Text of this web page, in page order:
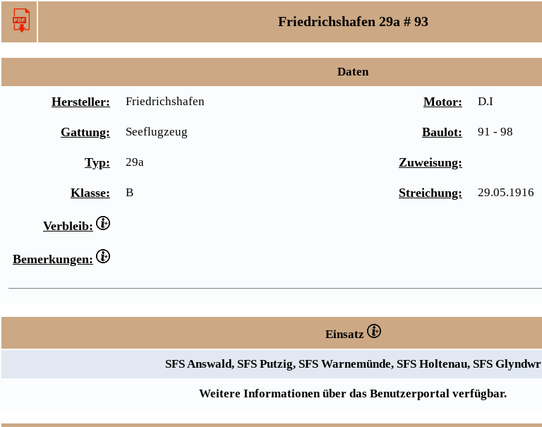
Friedrichshafen 29a # 93
Daten
Hersteller: Friedrichshafen Motor: D.I
Gattung: Seeflugzeug Baulot: 91 - 98
Typ: 29a Zuweisung:
Klasse: B Streichung: 29.05.1916
Verbleib:
Bemerkungen:
Einsatz
SFS Answald, SFS Putzig, SFS Warnemünde, SFS Holtenau, SFS Glyndwr
Weitere Informationen über das Benutzerportal verfügbar.